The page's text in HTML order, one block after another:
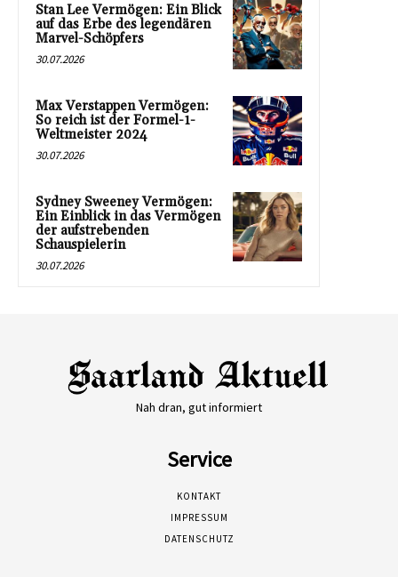
Stan Lee Vermögen: Ein Blick
auf das Erbe des legendären
Marvel-Schöpfers
30.07.2026
Max Verstappen Vermögen:
So reich ist der Formel-1-
Weltmeister 2024
30.07.2026
Sydney Sweeney Vermögen:
Ein Einblick in das Vermögen
der aufstrebenden
Schauspielerin
30.07.2026
Nah dran, gut informiert
Service
KONTAKT
IMPRESSUM
DATENSCHUTZ